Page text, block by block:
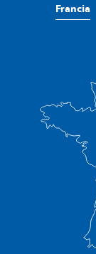
Francia